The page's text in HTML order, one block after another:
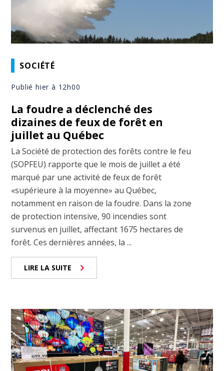
SOCIÉTÉ
Publié hier à 12h00
La foudre a déclenché des
dizaines de feux de forêt en
juillet au Québec
La Société de protection des forêts contre le feu
(SOPFEU) rapporte que le mois de juillet a été
marqué par une activité de feux de forêt
«supérieure à la moyenne» au Québec,
notamment en raison de la foudre. Dans la zone
de protection intensive, 90 incendies sont
survenus en juillet, affectant 1675 hectares de
forêt. Ces dernières années, la ...
LIRE LA SUITE